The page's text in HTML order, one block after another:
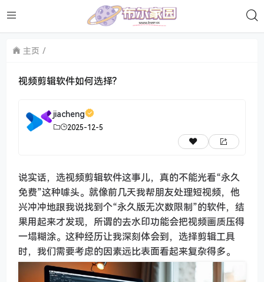
主页
视频剪辑软件如何选择?
jiacheng
2025-12-5
说实话，选视频剪辑软件这事儿，真的不能光看“永久
免费”这种噱头。就像前几天我帮朋友处理短视频，他
兴冲冲地跟我说找到个“永久版无次数限制”的软件，结
果用起来才发现，所谓的去水印功能会把视频画质压得
一塌糊涂。这种经历让我深刻体会到，选择剪辑工具
时，我们需要考虑的因素远比表面看起来复杂得多。